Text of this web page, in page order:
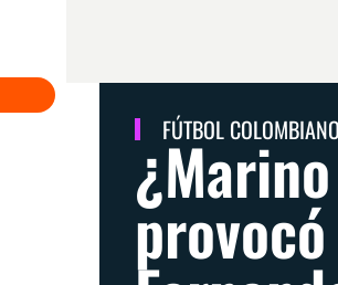
FÚTBOL COLOMBIANO